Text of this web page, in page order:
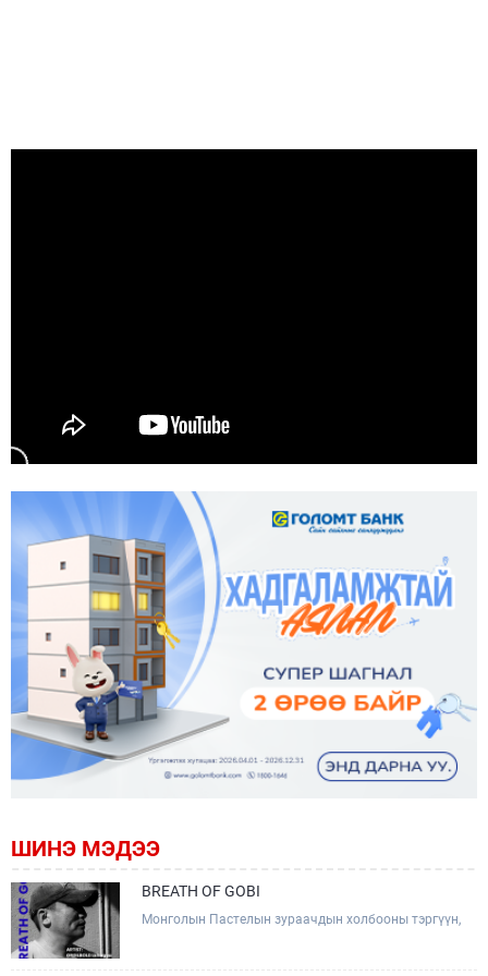
ШИНЭ МЭДЭЭ
BREATH OF GOBI
Монголын Пастелын зураачдын холбооны тэргүүн,